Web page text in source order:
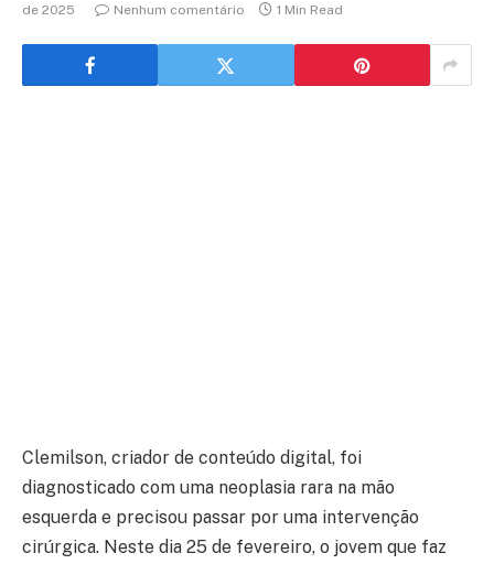
de 2025
Nenhum comentário 1 Min Read
Clemilson, criador de conteúdo digital, foi
diagnosticado com uma neoplasia rara na mão
esquerda e precisou passar por uma intervenção
cirúrgica. Neste dia 25 de fevereiro, o jovem que faz